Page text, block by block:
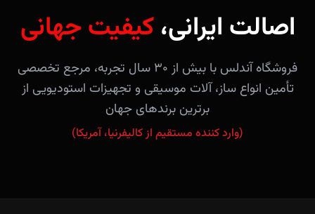
اصالت ایرانی،کیفیت جهانی
فروشگاه آندلس با بیش از ۳۰ سال تجربه، مرجع تخصصی
تأمین انواع ساز، آلات موسیقی و تجهیزات استودیویی از
برترین برندهای جهان
(وارد کننده مستقیم از کالیفرنیا، آمریکا)